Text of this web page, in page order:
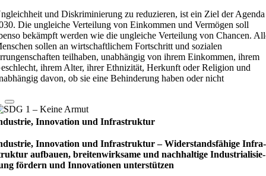
und Diskriminierung zu reduzieren, ist ein Ziel der Agenda
Die ungleiche Verteilung von Einkommen und Vermögen soll
bekämpft werden wie die ungleiche Verteilung von Chancen.
sollen an wirtschaftlichem Fortschritt und sozialen
teilhaben, unabhängig von ihrem Einkommen, ihrem
ihrem Alter, ihrer Ethnizität, Herkunft oder Religion und
davon, ob sie eine Behinderung haben oder nicht
Innovation und Infrastruktur
Innovation und Infrastruktur – Wider­stands­fä­hige Infra­
auf­bauen, brei­ten­wirk­same und nach­hal­tige Indu­stri­ali­sie­
för­dern und Inno­vati­o­nen unter­stüt­zen